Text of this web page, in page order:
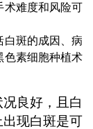
术难度和风险可
白斑的成因、病
色素细胞种植术
良好，且白
现白斑是可